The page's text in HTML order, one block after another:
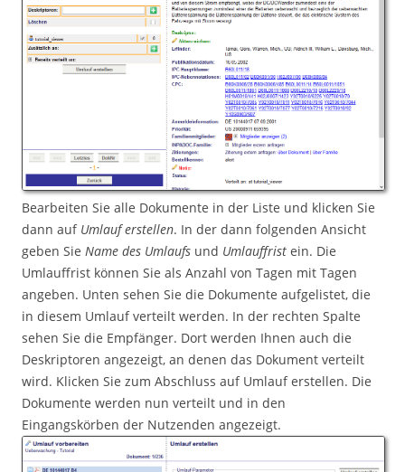
Bearbeiten Sie alle Dokumente in der Liste und klicken Sie
dann auf Umlauf erstellen. In der dann folgenden Ansicht
geben Sie Name des Umlaufs und Umlauffrist ein. Die
Umlauffrist können Sie als Anzahl von Tagen mit Tagen
angeben. Unten sehen Sie die Dokumente aufgelistet, die
in diesem Umlauf verteilt werden. In der rechten Spalte
sehen Sie die Empfänger. Dort werden Ihnen auch die
Deskriptoren angezeigt, an denen das Dokument verteilt
wird. Klicken Sie zum Abschluss auf Umlauf erstellen. Die
Dokumente werden nun verteilt und in den
Eingangskörben der Nutzenden angezeigt.